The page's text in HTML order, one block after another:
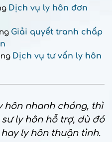
Dịch vụ ly hôn đơn
Giải quyết tranh chấp
Dịch vụ tư vấn ly hôn
hôn nhanh chóng, thì
ly hôn hỗ trợ, dù đó
ly hôn thuận tình.